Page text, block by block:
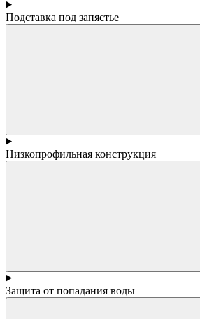
Подставка под запястье
Низкопрофильная конструкция
Защита от попадания воды